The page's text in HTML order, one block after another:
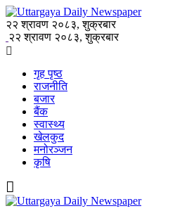
२२ श्रावण २०८३, शुक्रबार
२२ श्रावण २०८३, शुक्रबार
गृह पृष्ठ
राजनीति
बजार
बैंक
स्वास्थ्य
खेलकुद
मनोरञ्जन
कृषि